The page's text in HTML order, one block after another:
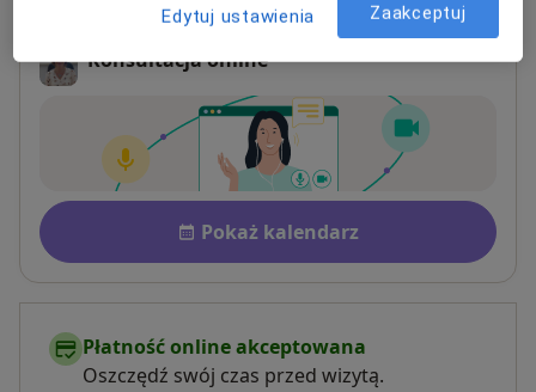
Konsultacja online
Dostępność
Pokaż kalendarz
Płatność online akceptowana
Oszczędź swój czas przed wizytą.
Edytuj ustawienia Zaakceptuj